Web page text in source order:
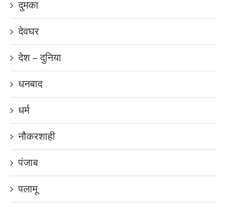
दुमका
देवघर
देश – दुनिया
धनबाद
धर्म
नौकरशाही
पंजाब
पलामू